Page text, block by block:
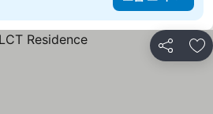
공유 즐